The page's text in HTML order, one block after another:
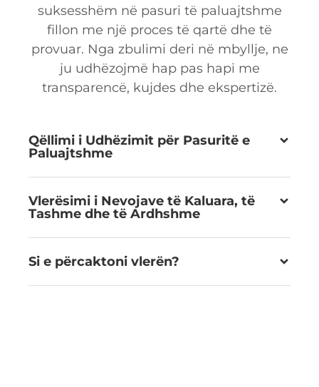
suksesshëm në pasuri të paluajtshme
fillon me një proces të qartë dhe të
provuar. Nga zbulimi deri në mbyllje, ne
ju udhëzojmë hap pas hapi me
transparencë, kujdes dhe ekspertizë.
Qëllimi i Udhëzimit për Pasuritë e
Paluajtshme
Vlerësimi i Nevojave të Kaluara, të
Tashme dhe të Ardhshme
Si e përcaktoni vlerën?